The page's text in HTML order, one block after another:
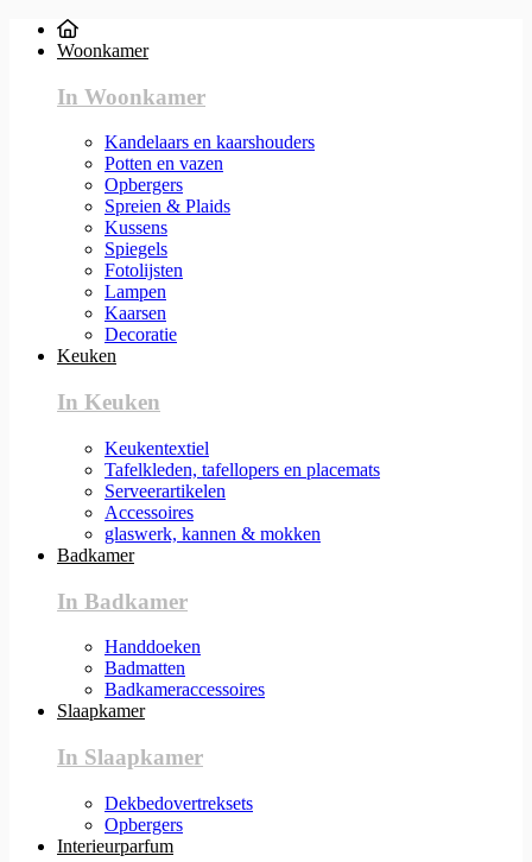
Woonkamer
In Woonkamer
Kandelaars en kaarshouders
Potten en vazen
Opbergers
Spreien & Plaids
Kussens
Spiegels
Fotolijsten
Lampen
Kaarsen
Decoratie
Keuken
In Keuken
Keukentextiel
Tafelkleden, tafellopers en placemats
Serveerartikelen
Accessoires
glaswerk, kannen & mokken
Badkamer
In Badkamer
Handdoeken
Badmatten
Badkameraccessoires
Slaapkamer
In Slaapkamer
Dekbedovertreksets
Opbergers
Interieurparfum